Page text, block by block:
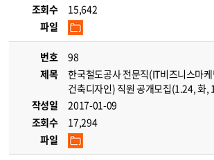
조회수
15,642
파일
번호
98
제목
한국철도공사 전문직(IT비즈니스마
건축디자인) 직원 공개모집(1.24, 화,
작성일
2017-01-09
조회수
17,294
파일